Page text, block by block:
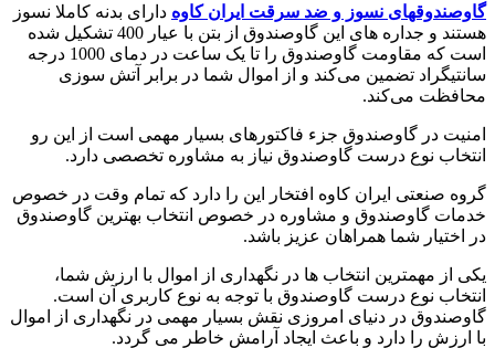
گاوصندوقهای نسوز و ضد سرقت ایران کاوه دارای بدنه کاملا نسوز
هستند و جداره های این گاوصندوق از بتن با عیار 400 تشکیل شده
است که مقاومت گاوصندوق را تا یک ساعت در دمای 1000 درجه
سانتیگراد تضمین می‌کند و از اموال شما در برابر آتش سوزی
محافظت می‌کند.
امنیت در گاوصندوق جزء فاکتورهای بسیار مهمی است از این رو
انتخاب نوع درست گاوصندوق نیاز به مشاوره تخصصی دارد.
گروه صنعتی ایران کاوه افتخار این را دارد که تمام وقت در خصوص
خدمات گاوصندوق و مشاوره در خصوص انتخاب بهترین گاوصندوق
در اختیار شما همراهان عزیز باشد.
یکی از مهمترین انتخاب ها در نگهداری از اموال با ارزش شما،
انتخاب نوع درست گاوصندوق با توجه به نوع کاربری آن است.
گاوصندوق در دنیای امروزی نقش بسیار مهمی در نگهداری از اموال
با ارزش را دارد و باعث ایجاد آرامش خاطر می گردد.